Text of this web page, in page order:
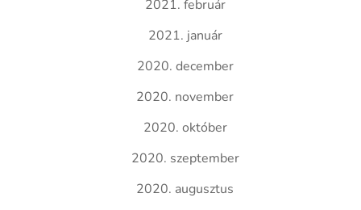
2021. február
2021. január
2020. december
2020. november
2020. október
2020. szeptember
2020. augusztus